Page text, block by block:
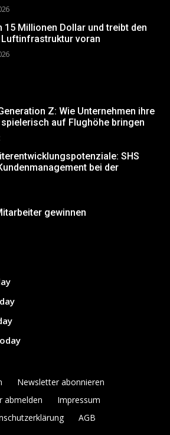
Millionen Dollar und treibt den
voran
Z: Wie Unternehmen ihre
auf Flughöhe bringen
SHS
bei der
gewinnen
Newsletter abonnieren
abmelden
Impressum
AGB